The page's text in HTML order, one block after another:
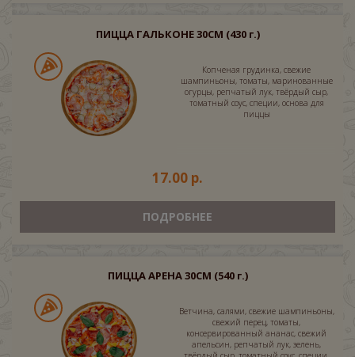
ПИЦЦА ГАЛЬКОНЕ 30СМ (430 г.)
Копченая грудинка, свежие
шампиньоны, томаты, маринованные
огурцы, репчатый лук, твёрдый сыр,
томатный соус, специи, основа для
пиццы
17.00 р.
ПОДРОБНЕЕ
ПИЦЦА АРЕНА 30СМ (540 г.)
Ветчина, салями, свежие шампиньоны,
свежий перец, томаты,
консервированный ананас, свежий
апельсин, репчатый лук, зелень,